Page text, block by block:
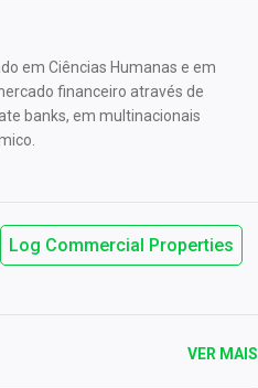
em Ciências Humanas e em
financeiro através de
banks, em multinacionais
Log Commercial Properties
VER MAIS